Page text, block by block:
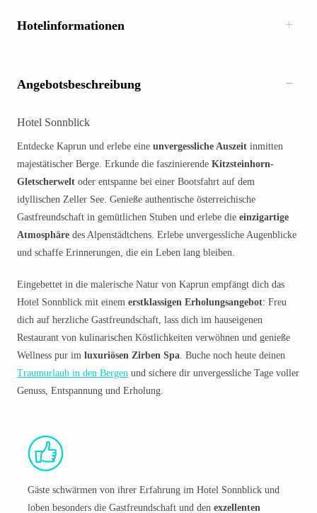
Hotelinformationen
Angebotsbeschreibung
Hotel Sonnblick
Entdecke Kaprun und erlebe eine unvergessliche Auszeit inmitten
majestätischer Berge. Erkunde die faszinierende Kitzsteinhorn-
Gletscherwelt oder entspanne bei einer Bootsfahrt auf dem
idyllischen Zeller See. Genieße authentische österreichische
Gastfreundschaft in gemütlichen Stuben und erlebe die einzigartige
Atmosphäre des Alpenstädtchens. Erlebe unvergessliche Augenblicke
und schaffe Erinnerungen, die ein Leben lang bleiben.
Eingebettet in die malerische Natur von Kaprun empfängt dich das
Hotel Sonnblick mit einem erstklassigen Erholungsangebot: Freu
dich auf herzliche Gastfreundschaft, lass dich im hauseigenen
Restaurant von kulinarischen Köstlichkeiten verwöhnen und genieße
Wellness pur im luxuriösen Zirben Spa. Buche noch heute deinen
Traumurlaub in den Bergen und sichere dir unvergessliche Tage voller
Genuss, Entspannung und Erholung.
Gäste schwärmen von ihrer Erfahrung im Hotel Sonnblick und
loben besonders die Gastfreundschaft und den exzellenten